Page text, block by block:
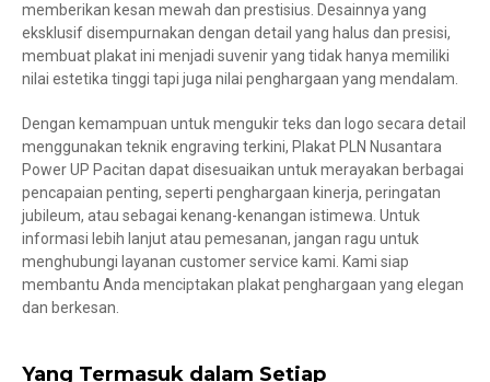
memberikan kesan mewah dan prestisius. Desainnya yang
eksklusif disempurnakan dengan detail yang halus dan presisi,
membuat plakat ini menjadi suvenir yang tidak hanya memiliki
nilai estetika tinggi tapi juga nilai penghargaan yang mendalam.
Dengan kemampuan untuk mengukir teks dan logo secara detail
menggunakan teknik engraving terkini, Plakat PLN Nusantara
Power UP Pacitan dapat disesuaikan untuk merayakan berbagai
pencapaian penting, seperti penghargaan kinerja, peringatan
jubileum, atau sebagai kenang-kenangan istimewa. Untuk
informasi lebih lanjut atau pemesanan, jangan ragu untuk
menghubungi layanan customer service kami. Kami siap
membantu Anda menciptakan plakat penghargaan yang elegan
dan berkesan.
Yang Termasuk dalam Setiap